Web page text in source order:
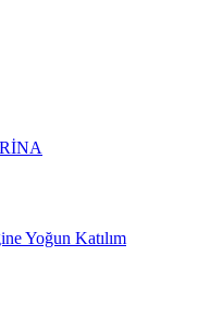
Yoğun Katılım